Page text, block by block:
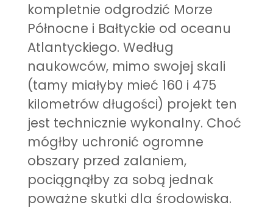
kompletnie odgrodzić Morze
Północne i Bałtyckie od oceanu
Atlantyckiego. Według
naukowców, mimo swojej skali
(tamy miałyby mieć 160 i 475
kilometrów długości) projekt ten
jest technicznie wykonalny. Choć
mógłby uchronić ogromne
obszary przed zalaniem,
pociągnąłby za sobą jednak
poważne skutki dla środowiska.